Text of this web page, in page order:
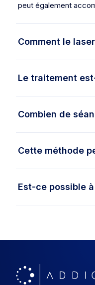
peut également
Comment le
Le traitement
Combien de
Cette méthode
Est-ce possible